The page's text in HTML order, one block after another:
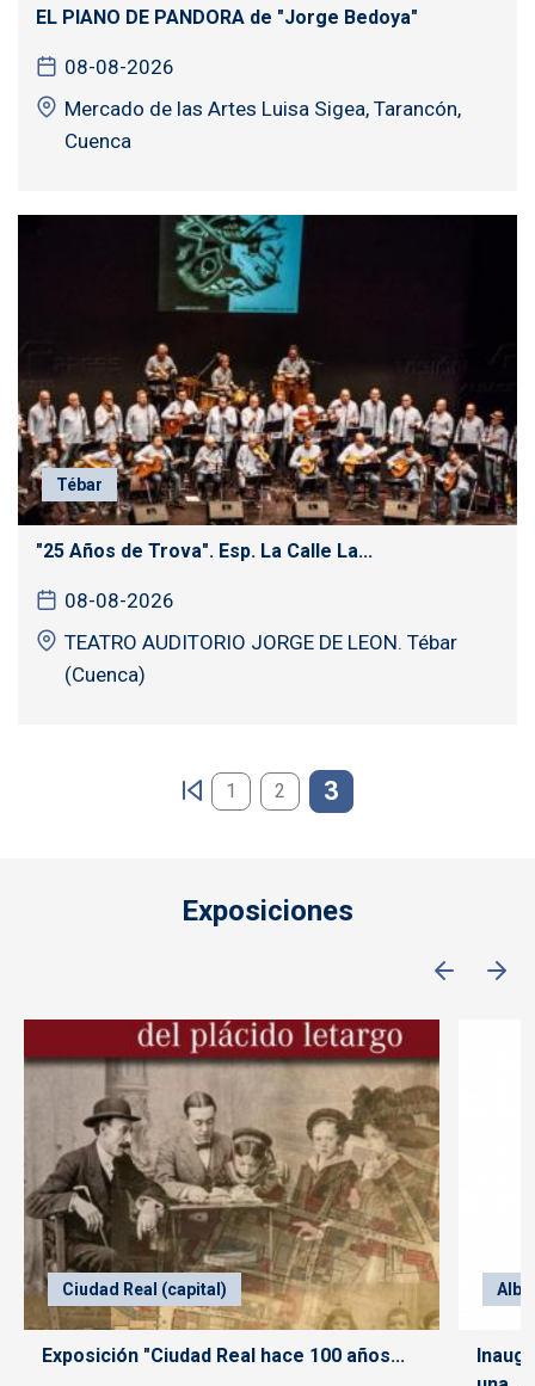
EL PIANO DE PANDORA de "Jorge Bedoya"
08-08-2026
Mercado de las Artes Luisa Sigea, Tarancón,
Cuenca
Tébar
"25 Años de Trova". Esp. La Calle La...
08-08-2026
TEATRO AUDITORIO JORGE DE LEON. Tébar
(Cuenca)
1 2 3
Exposiciones
Ciudad Real (capital)
Exposición "Ciudad Real hace 100 años...